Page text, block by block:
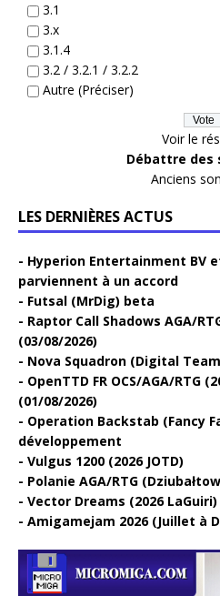
3.1
3.x
3.1.4
3.2 / 3.2.1 / 3.2.2
Autre (Préciser)
Voir le
Débattre des
Anciens
LES DERNIÈRES ACTUS
Hyperion Entertainment BV
parviennent à un accord
Futsal (MrDig) beta
Raptor Call Shadows AGA/
(03/08/2026)
Nova Squadron (Digital
OpenTTD FR OCS/AGA/RTG
(01/08/2026)
Operation Backstab (Fancy
développement
Vulgus 1200 (2026 JOTD)
Polanie AGA/RTG
Vector Dreams (2026
Amigamejam 2026 (Juillet à